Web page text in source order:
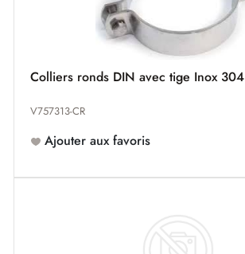
Colliers ronds DIN avec tige Inox 304
V757313-CR
Ajouter aux favoris